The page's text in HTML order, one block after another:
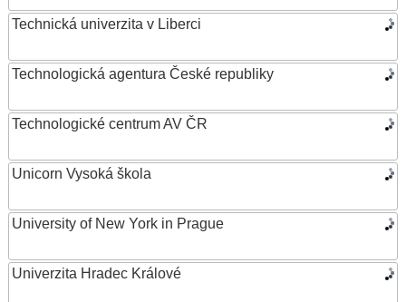
Technická univerzita v Liberci
Technologická agentura České republiky
Technologické centrum AV ČR
Unicorn Vysoká škola
University of New York in Prague
Univerzita Hradec Králové